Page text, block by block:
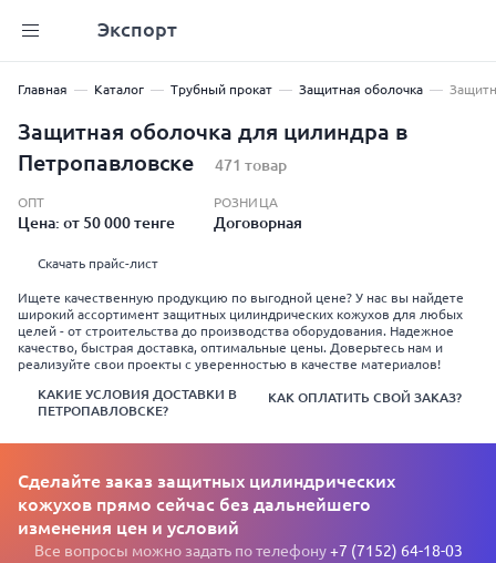
Экспорт
Главная Каталог Трубный прокат Защитная оболочка
Защитная оболочка для цилиндра в
Петропавловске
471 товар
ОПТ
Цена: от 50 000 тенге
РОЗНИЦА
Договорная
Скачать прайс-лист
Ищете качественную продукцию по выгодной цене? У нас вы найдете
широкий ассортимент защитных цилиндрических кожухов для любых
целей - от строительства до производства оборудования. Надежное
качество, быстрая доставка, оптимальные цены. Доверьтесь нам и
реализуйте свои проекты с уверенностью в качестве материалов!
КАКИЕ УСЛОВИЯ ДОСТАВКИ В
ПЕТРОПАВЛОВСКЕ?
КАК ОПЛАТИТЬ СВОЙ ЗАКАЗ?
Сделайте заказ защитных цилиндрических
кожухов прямо сейчас без дальнейшего
изменения цен и условий
Все вопросы можно задать по телефону+7 (7152) 64-18-03